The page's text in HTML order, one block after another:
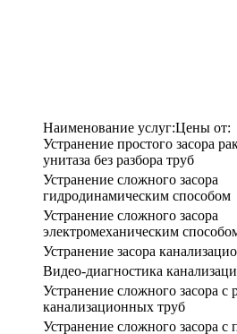
Наименование услуг:Цены от:
Устранение простого засора
унитаза без разбора труб
Устранение сложного засора
гидродинамическим способом
Устранение сложного засора
электромеханическим
Устранение засора
Видео-диагностика
Устранение сложного засора с
канализационных труб
Устранение сложного засора